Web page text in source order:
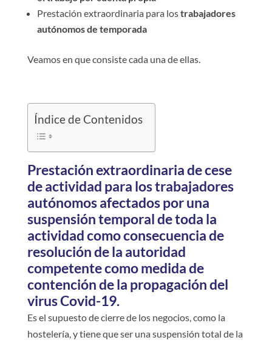
Prestación extraordinaria para lostrabajadores
autónomos de temporada
Veamos en que consiste cada una de ellas.
Índice de Contenidos
Prestación extraordinaria de cese
de actividad para los trabajadores
autónomos afectados por una
suspensión temporal de toda la
actividad como consecuencia de
resolución de la autoridad
competente como medida de
contención de la propagación del
virus Covid-19.
Es el supuesto de cierre de los negocios, como la
hostelería, y tiene que ser una suspensión total de la